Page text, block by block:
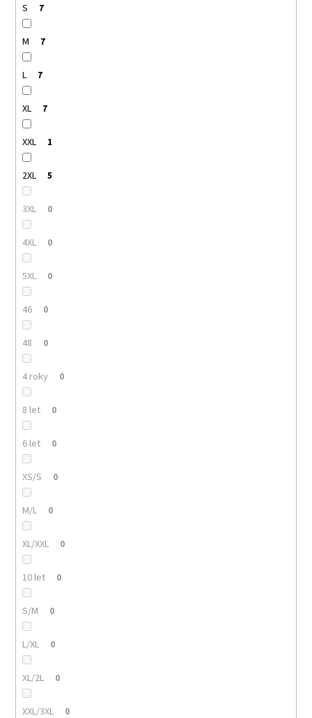
S 7
M 7
L 7
XL 7
XXL 1
2XL 5
3XL 0
4XL 0
5XL 0
46 0
48 0
4 roky 0
8 let 0
6 let 0
XS/S 0
M/L 0
XL/XXL 0
10 let 0
S/M 0
L/XL 0
XL/2L 0
XXL/3XL 0